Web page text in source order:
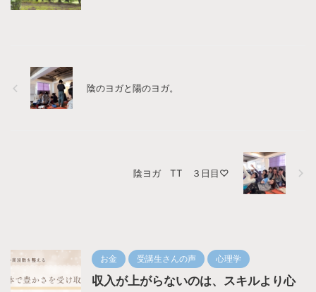
陰のヨガと陽のヨガ。
陰ヨガ TT ３日目♡
お金 受講生さんの声 心理学
収入が上がらないのは、スキルより心